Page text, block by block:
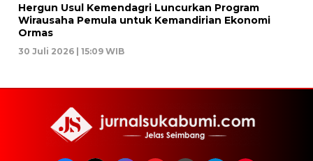
Hergun Usul Kemendagri Luncurkan Program
Wirausaha Pemula untuk Kemandirian Ekonomi
Ormas
30 Juli 2026 | 15:09 WIB